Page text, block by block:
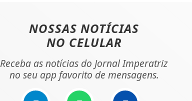
NOSSAS NOTÍCIAS
NO CELULAR
Receba as notícias do Jornal Imperatriz
no seu app favorito de mensagens.